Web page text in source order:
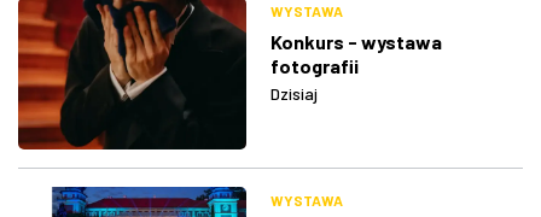
WYSTAWA
Konkurs - wystawa
fotografii
Dzisiaj
WYSTAWA